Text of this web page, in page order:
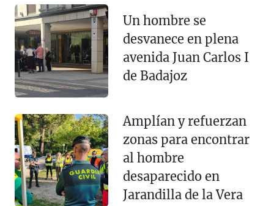
Un hombre se
desvanece en plena
avenida Juan Carlos I
de Badajoz
Amplían y refuerzan
zonas para encontrar
al hombre
desaparecido en
Jarandilla de la Vera